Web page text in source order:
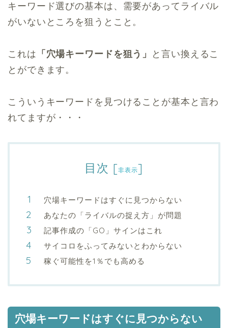
キーワード選びの基本は、需要があってライバル
がいないところを狙うとこと。
これは 「穴場キーワードを狙う」
と言い換えるこ
とができます。
こういうキーワードを見つけることが基本と言わ
れてますが・・・
目次 [非表示]
穴場キーワードはすぐに見つからない
あなたの「ライバルの捉え方」が問題
記事作成の「GO」サインはこれ
サイコロをふってみないとわからない
稼ぐ可能性を1％でも高める
穴場キーワードはすぐに見つからない